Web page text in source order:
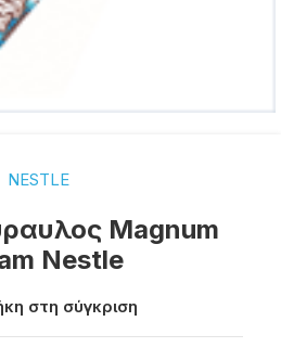
NESTLE
Magnum
Nestle
στη σύγκριση